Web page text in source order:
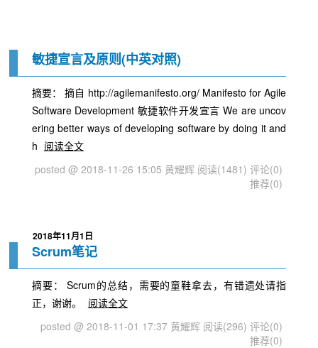
敏捷宣言及原则(中英对照)
摘要： 摘自 http://agilemanifesto.org/ Manifesto for Agile
Software Development 敏捷软件开发宣言 We are uncov
ering better ways of developing software by doing it and
h 阅读全文
posted @ 2018-11-26 15:05 黄耀辉 阅读(1481) 评论(0)
推荐(0)
2018年11月1日
Scrum笔记
摘要： Scrum的总结，需要的童鞋拿去，有错遗处请指
正，谢谢。
阅读全文
posted @ 2018-11-01 17:37 黄耀辉 阅读(296) 评论(0)
推荐(0)